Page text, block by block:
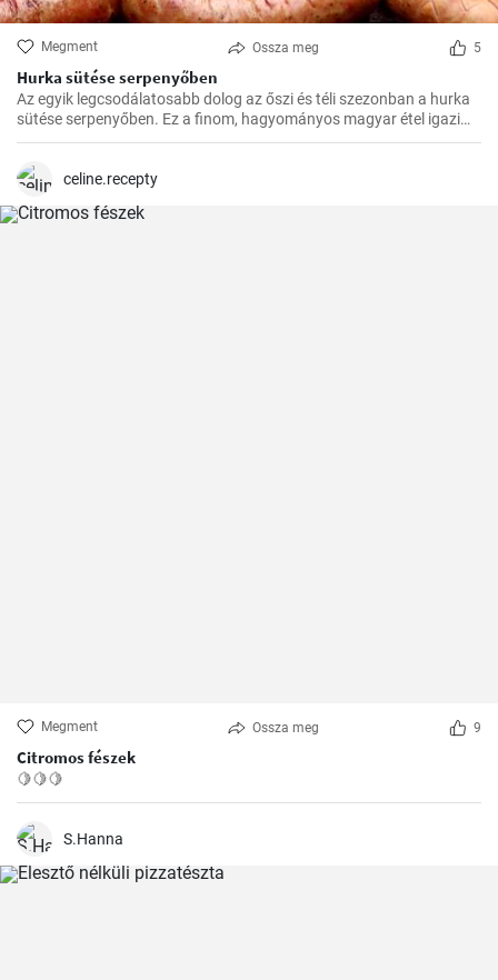
Megment Ossza meg 5
Hurka sütése serpenyőben
Az egyik legcsodálatosabb dolog az őszi és téli szezonban a hurka
sütése serpenyőben. Ez a finom, hagyományos magyar étel igazi
felmelegedést nyújt a hűvösebb hónapokban és nagyszerű
alkalmából.celine.recepty
Megment Ossza meg 9
Citromos fészek
🍋🍋🍋
S.Hanna